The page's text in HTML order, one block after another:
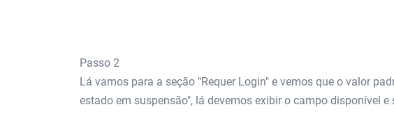
Passo 2
Lá vamos para a seção "Requer Login" e vemos que o valor
estado em suspensão", lá devemos exibir o campo disponível e